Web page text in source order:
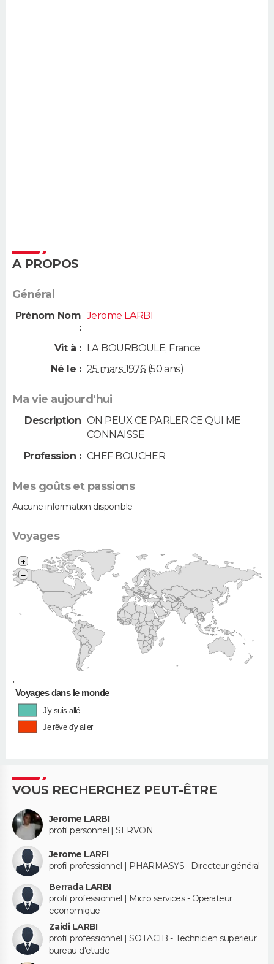
A PROPOS
Général
Prénom Nom
:
Jerome LARBI
Vit à : LA BOURBOULE, France
Né le : 25 mars 1976 (50 ans)
Ma vie aujourd'hui
Description ON PEUX CE PARLER CE QUI ME
CONNAISSE
Profession : CHEF BOUCHER
Mes goûts et passions
Aucune information disponible
Voyages
•
+
−
Voyages dans le monde
J'y suis allé
Je rêve d'y aller
VOUS RECHERCHEZ PEUT-ÊTRE
Jerome LARBI
profil personnel | SERVON
Jerome LARFI
profil professionnel | PHARMASYS - Directeur général
Berrada LARBI
profil professionnel | Micro services - Operateur
economique
Zaidi LARBI
profil professionnel | SOTACIB - Technicien superieur
bureau d'etude